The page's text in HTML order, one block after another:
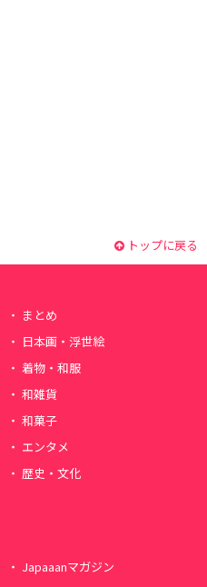
トップに戻る
まとめ
日本画・浮世絵
着物・和服
和雑貨
和菓子
エンタメ
歴史・文化
Japaaanマガジン